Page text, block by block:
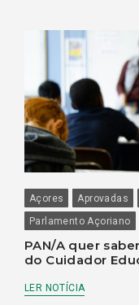
Açores Aprovadas
Parlamento Açoriano
PAN/A quer
do Cuidador
LER NOTÍCIA